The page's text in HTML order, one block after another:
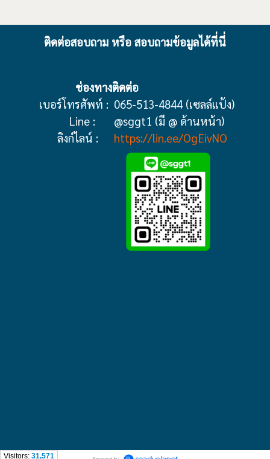
ติดต่อสอบถาม หรือ สอบถามข้อมูลได้ที่นี่
ช่องทางติดต่อ
เบอร์โทรศัพท์ : 065-513-4844 (เซลล์แป้ง)
Line :
@sggt1 (มี @ ด้านหน้า)
ลิงก์ไลน์ :
https://lin.ee/OgEivNO
Visitors: 31,571